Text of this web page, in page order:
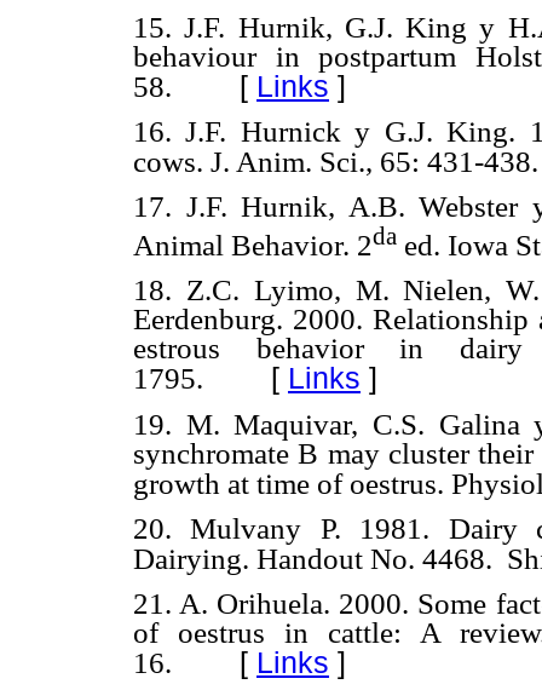
15. J.F. Hurnik, G.J. King y
behaviour in postpartum
58. [ Links ]
16. J.F. Hurnick y G.J. King.
cows. J. Anim. Sci., 65: 431-438.
17. J.F. Hurnik, A.B. Webster
Animal Behavior. 2da ed. Iowa
18. Z.C. Lyimo, M. Nielen,
Eerdenburg. 2000.
estrous behavior in dairy
1795. [ Links ]
19. M. Maquivar, C.S.
synchromate B may cluster
growth at time of oestrus.
20. Mulvany P. 1981. Dairy
Dairying. Handout No. 4468.
21. A. Orihuela. 2000. Some
of oestrus in cattle: A
16. [ Links ]